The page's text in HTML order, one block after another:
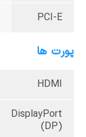
PCI-E
پورت ها
HDMI
DisplayPort
(DP)